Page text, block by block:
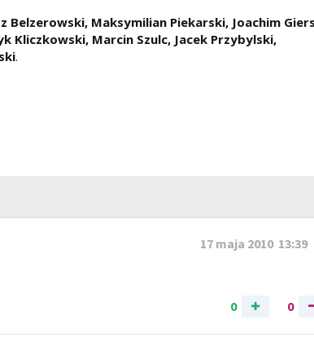
Belzerowski, Maksymilian Piekarski, Joachim
Kliczkowski, Marcin Szulc, Jacek Przybylski,
.
17 maja 2010 13:39
0 0